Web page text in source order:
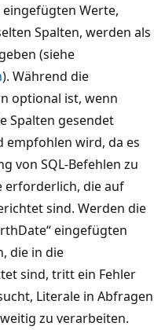
Werte,
Spalten, werden als
(siehe
). Während die
optional ist, wenn
Spalten gesendet
empfohlen wird, da es
von SQL-Befehlen zu
erforderlich, die auf
sind. Werden die
eingefügten
die in die
sind, tritt ein Fehler
Literale in Abfragen
zu verarbeiten.